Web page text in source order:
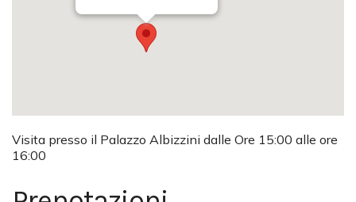
Visita presso il Palazzo Albizzini dalle Ore 15:00 alle ore
16:00